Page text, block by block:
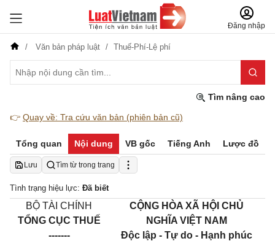
Đăng nhập
Văn bản pháp luật Thuế-Phí-Lệ phí
Tìm nâng cao
👉 Quay về: Tra cứu văn bản (phiên bản cũ)
Tổng quan Nội dung VB gốc Tiếng Anh Lược đồ
Lưu Tìm từ trong trang
Tình trạng hiệu lực: Đã biết
BỘ TÀI CHÍNH
TỔNG CỤC THUẾ
-------
CỘNG HÒA XÃ HỘI CHỦ
NGHĨA VIỆT NAM
Độc lập - Tự do - Hạnh phúc